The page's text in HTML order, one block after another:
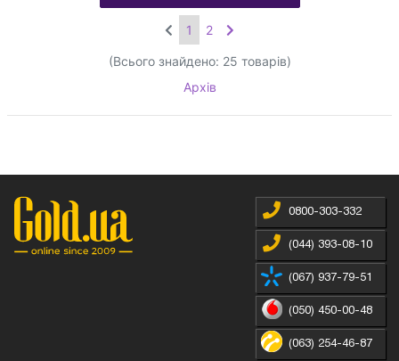
1 2
(Всього знайдено: 25 товарів)
Архів
0800-303-332
(044) 393-08-10
(067) 937-79-51
(050) 450-00-48
(063) 254-46-87